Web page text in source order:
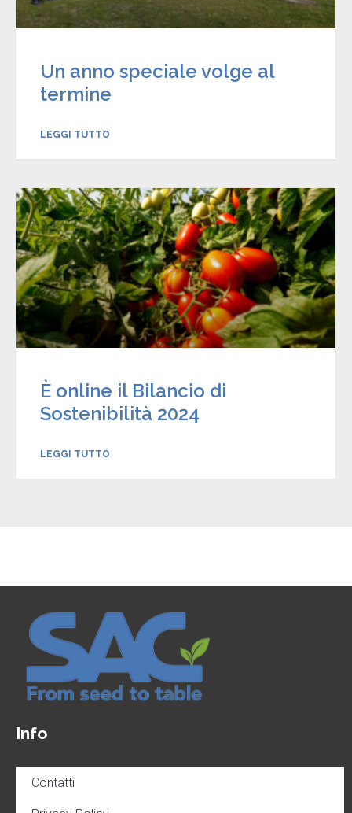
Un anno speciale volge al
termine
LEGGI TUTTO
È online il Bilancio di
Sostenibilità 2024
LEGGI TUTTO
Info
Contatti